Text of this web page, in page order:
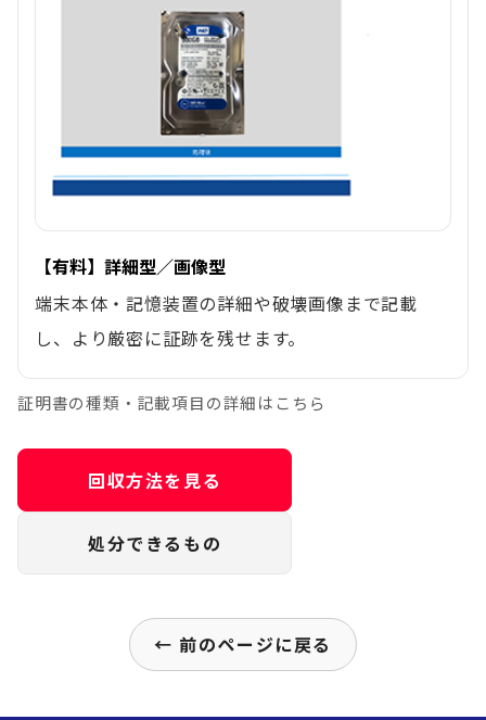
【有料】詳細型／画像型
端末本体・記憶装置の詳細や破壊画像まで記載
し、より厳密に証跡を残せます。
証明書の種類・記載項目の詳細はこちら
回収方法を見る
処分できるもの
← 前のページに戻る